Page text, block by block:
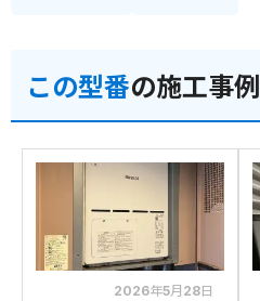
この型番の施工事例
2026年5月28日